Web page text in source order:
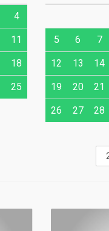
4
11
18
25
5 6 7
12 13 14
19 20 21
26 27 28